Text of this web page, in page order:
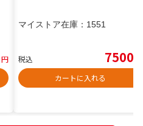
円
マイストア在庫： 1551
税込 7500
カートに入れる